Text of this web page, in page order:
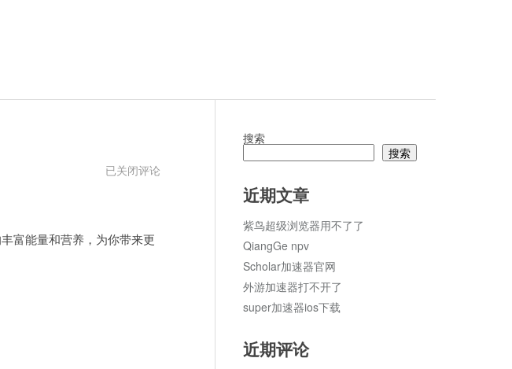
香
官
网
已关闭评论
富能量和营养，为你带来更
搜索
搜索
近期文章
紫鸟超级浏览器用不了了
QiangGe npv
Scholar加速器官网
外游加速器打不开了
super加速器ios下载
近期评论